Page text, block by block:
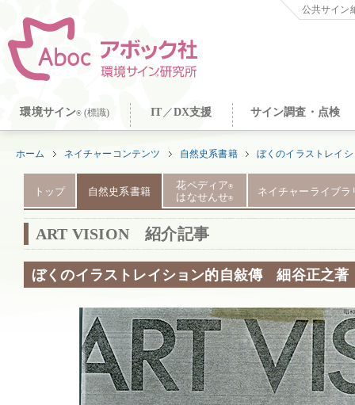
公共サイン
環境サイン® (標識) IT ／DX支援 サイン調査・点検
ホーム ネイチャーコンテンツ 自然史系書籍 ぼくのイラストレイ
トップ 自然史系書籍
花ペディア®
はなせんせ®
ネイチャーライブラ
ART VISION 紹介記事
ぼくのイラストレイション的自敍傳 細谷正之著